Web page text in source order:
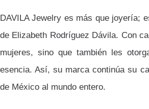
DAVILA Jewelry es más que joyería;
de Elizabeth Rodríguez Dávila. Con
mujeres, sino que también les
esencia. Así, su marca continúa su
de México al mundo entero.